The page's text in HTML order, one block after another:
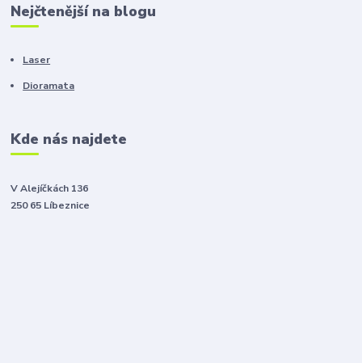
Nejčtenější na blogu
Laser
Dioramata
Kde nás najdete
V Alejíčkách 136
250 65 Líbeznice